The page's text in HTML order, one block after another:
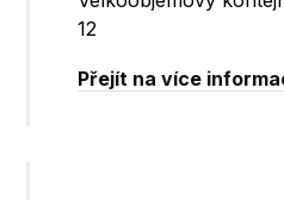
12
Přejít na více